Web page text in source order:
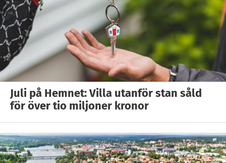
Juli på Hemnet: Villa utanför stan såld
för över tio miljoner kronor